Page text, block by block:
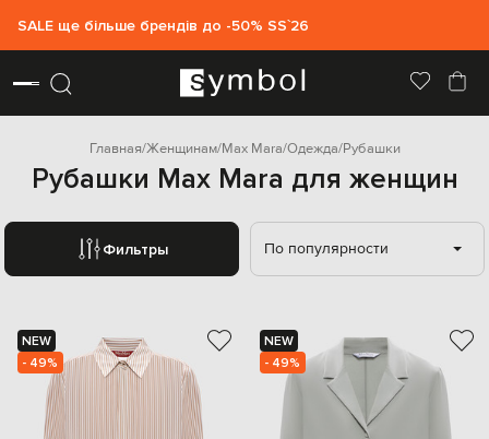
SALE ще більше брендів до -50% SS`26
Главная Женщинам Max Mara Одежда Рубашки
Рубашки Max Mara для женщин
Фильтры По популярности
NEW
- 49%
NEW
- 49%